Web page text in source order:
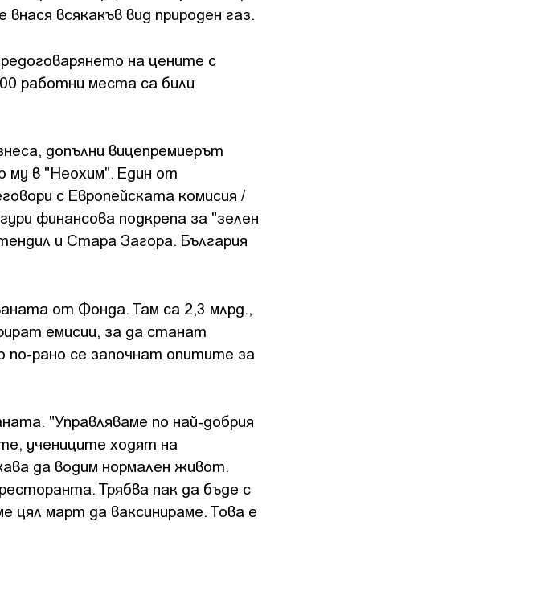
всякакъв вид природен газ.
на цените с
работни места са били
допълни вицепремиерът
му в "Неохим". Един от
с Европейската комисия /
финансова подкрепа за "зелен
и Стара Загора. България
от Фонда. Там са 2,3 млрд.,
емисии, за да станат
по-рано се започнат опитите за
"Управляваме по най-добрия
учениците ходят на
да водим нормален живот.
Трябва пак да бъде с
цял март да ваксинираме. Това е